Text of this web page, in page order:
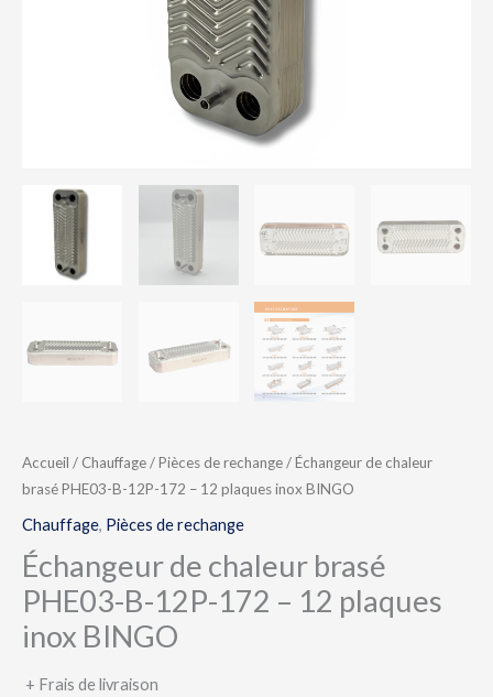
Accueil / Chauffage/Pièces de rechange/ Échangeur de chaleur
brasé PHE03-B-12P-172 – 12 plaques inox BINGO
Chauffage, Pièces de rechange
Échangeur de chaleur brasé
PHE03-B-12P-172 – 12 plaques
inox BINGO
+ Frais de livraison